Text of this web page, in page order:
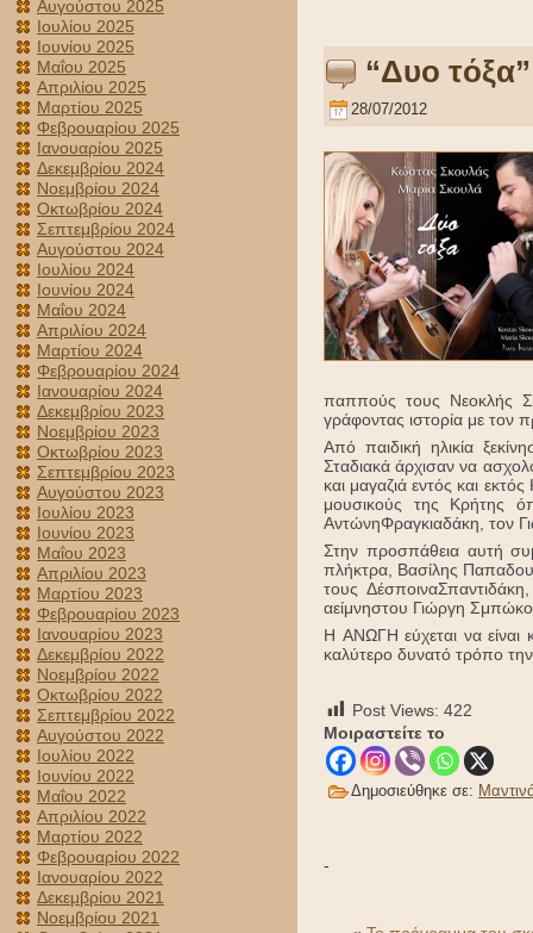
Αυγούστου 2025
Ιουλίου 2025
Ιουνίου 2025
Μαΐου 2025
Απριλίου 2025
Μαρτίου 2025
Φεβρουαρίου 2025
Ιανουαρίου 2025
Δεκεμβρίου 2024
Νοεμβρίου 2024
Οκτωβρίου 2024
Σεπτεμβρίου 2024
Αυγούστου 2024
Ιουλίου 2024
Ιουνίου 2024
Μαΐου 2024
Απριλίου 2024
Μαρτίου 2024
Φεβρουαρίου 2024
Ιανουαρίου 2024
Δεκεμβρίου 2023
Νοεμβρίου 2023
Οκτωβρίου 2023
Σεπτεμβρίου 2023
Αυγούστου 2023
Ιουλίου 2023
Ιουνίου 2023
Μαΐου 2023
Απριλίου 2023
Μαρτίου 2023
Φεβρουαρίου 2023
Ιανουαρίου 2023
Δεκεμβρίου 2022
Νοεμβρίου 2022
Οκτωβρίου 2022
Σεπτεμβρίου 2022
Αυγούστου 2022
Ιουλίου 2022
Ιουνίου 2022
Μαΐου 2022
Απριλίου 2022
Μαρτίου 2022
Φεβρουαρίου 2022
Ιανουαρίου 2022
Δεκεμβρίου 2021
Νοεμβρίου 2021
“Δυο
28/07/2012
παππούς τους Νεοκλής
γράφοντας ιστορία με
Από παιδική ηλικία
Σταδιακά άρχισαν να
και μαγαζιά εντός και
μουσικούς της Κρήτης
ΑντώνηΦραγκιαδάκη, τον
Στην προσπάθεια αυτή
πλήκτρα, Βασίλης
τους
αείμνηστου Γιώργη
Η ΑΝΩΓΗ εύχεται να
καλύτερο δυνατό τρόπο
Post Views: 422
Μοιραστείτε το
Δημοσιεύθηκε σε:
-